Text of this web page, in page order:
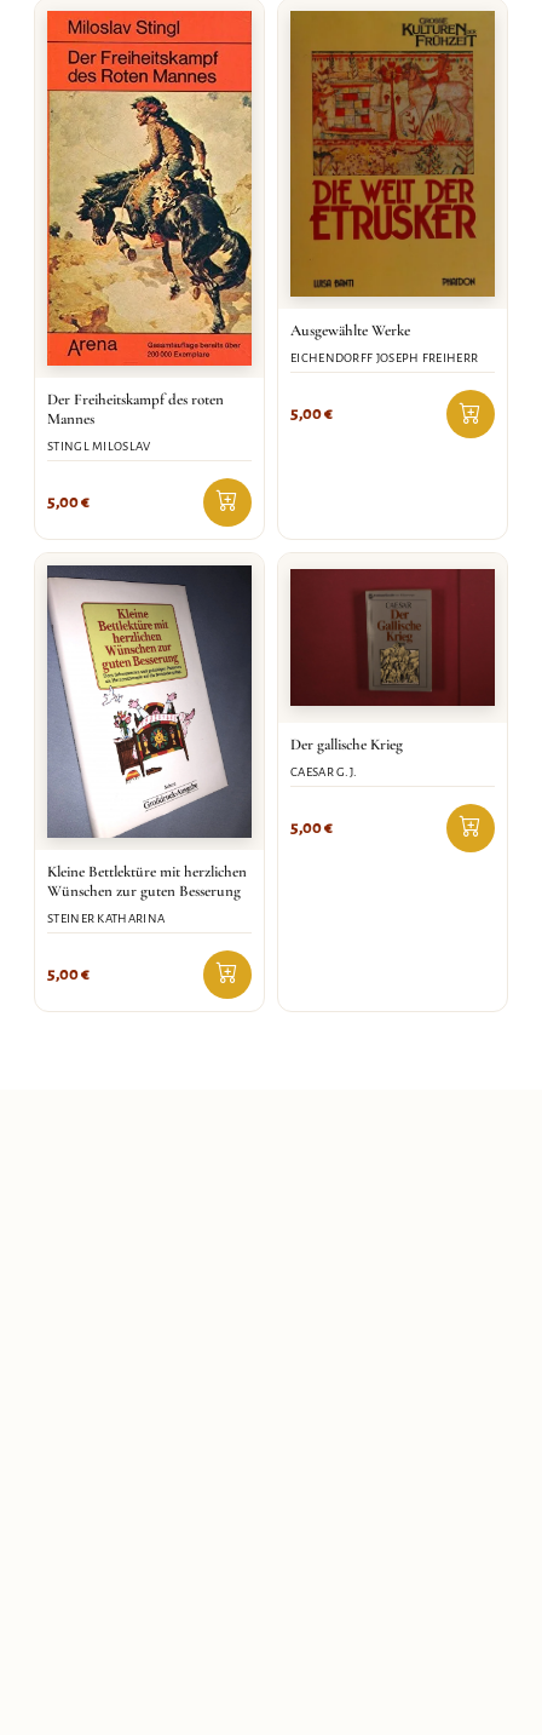
Der Freiheitskampf des roten
Mannes
STINGL MILOSLAV
5,00€
Ausgewählte Werke
EICHENDORFF JOSEPH FREIHERR
5,00€
Kleine Bettlektüre mit herzlichen
Wünschen zur guten Besserung
STEINER KATHARINA
5,00€
Der gallische Krieg
CAESAR G.J.
5,00€